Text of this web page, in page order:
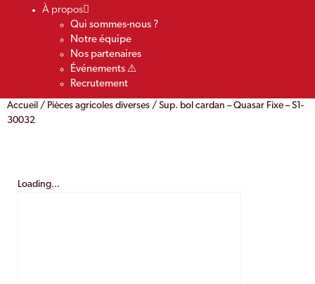
À propos
Qui sommes-nous ?
Notre équipe
Nos partenaires
Événements ⚠️
Recrutement
Accueil / Pièces agricoles diverses / Sup. bol cardan – Quasar Fixe – S1-
30032
Loading...